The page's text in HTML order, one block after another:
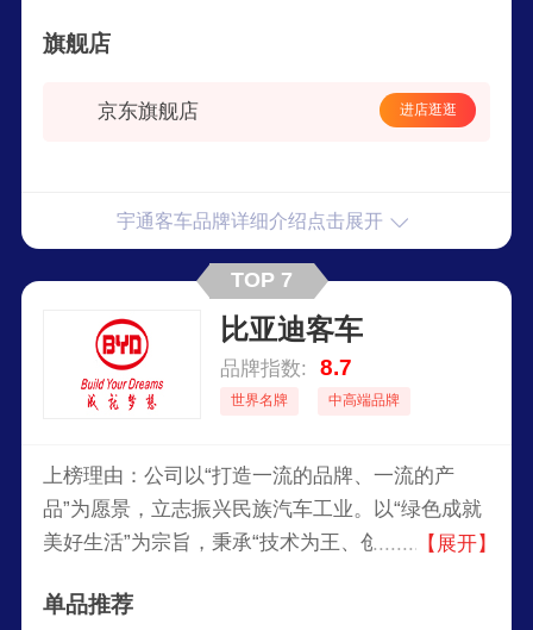
制造企业。
旗舰店
京东旗舰店 进店逛逛
宇通客车品牌详细介绍点击展开
TOP 7
比亚迪客车
品牌指数: 8.7
世界名牌 中高端品牌
上榜理由：公司以“打造一流的品牌、一流的产
品”为愿景，立志振兴民族汽车工业。以“绿色成就
美好生活”为宗旨，秉承“技术为王、创新为本”的企
革。
【展开】
单品推荐